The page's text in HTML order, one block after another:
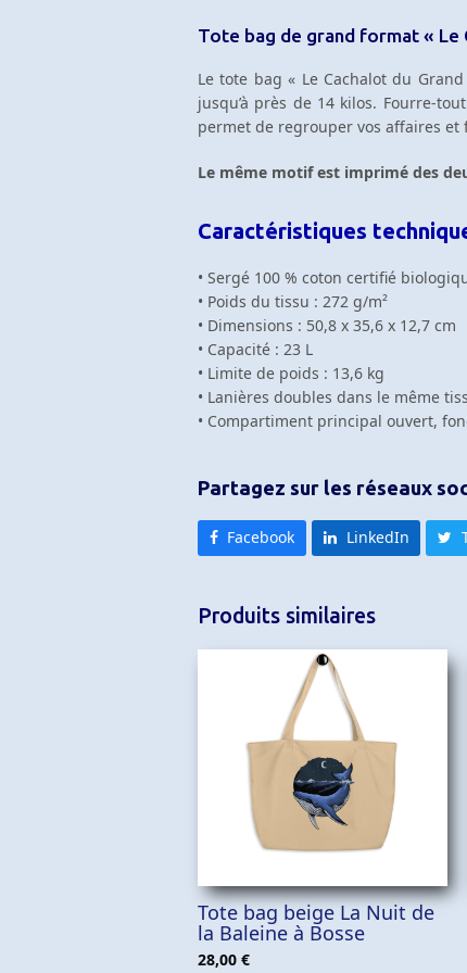
Tote bag de grand format « Le
Le tote bag « Le Cachalot du
jusqu’à près de 14 kilos. Fourre-
permet de regrouper vos affaires
Le même motif est imprimé des
Caractéristiques
• Sergé 100 % coton certifié
• Poids du tissu : 272 g/m²
• Dimensions : 50,8 x 35,6 x 12,7 cm
• Capacité : 23 L
• Limite de poids : 13,6 kg
• Lanières doubles dans le même
• Compartiment principal ouvert,
Partagez sur les réseaux
Facebook LinkedIn
Produits similaires
AJOUTER AU PANIER
Tote bag beige La Nuit de
la Baleine à Bosse
28,00 €